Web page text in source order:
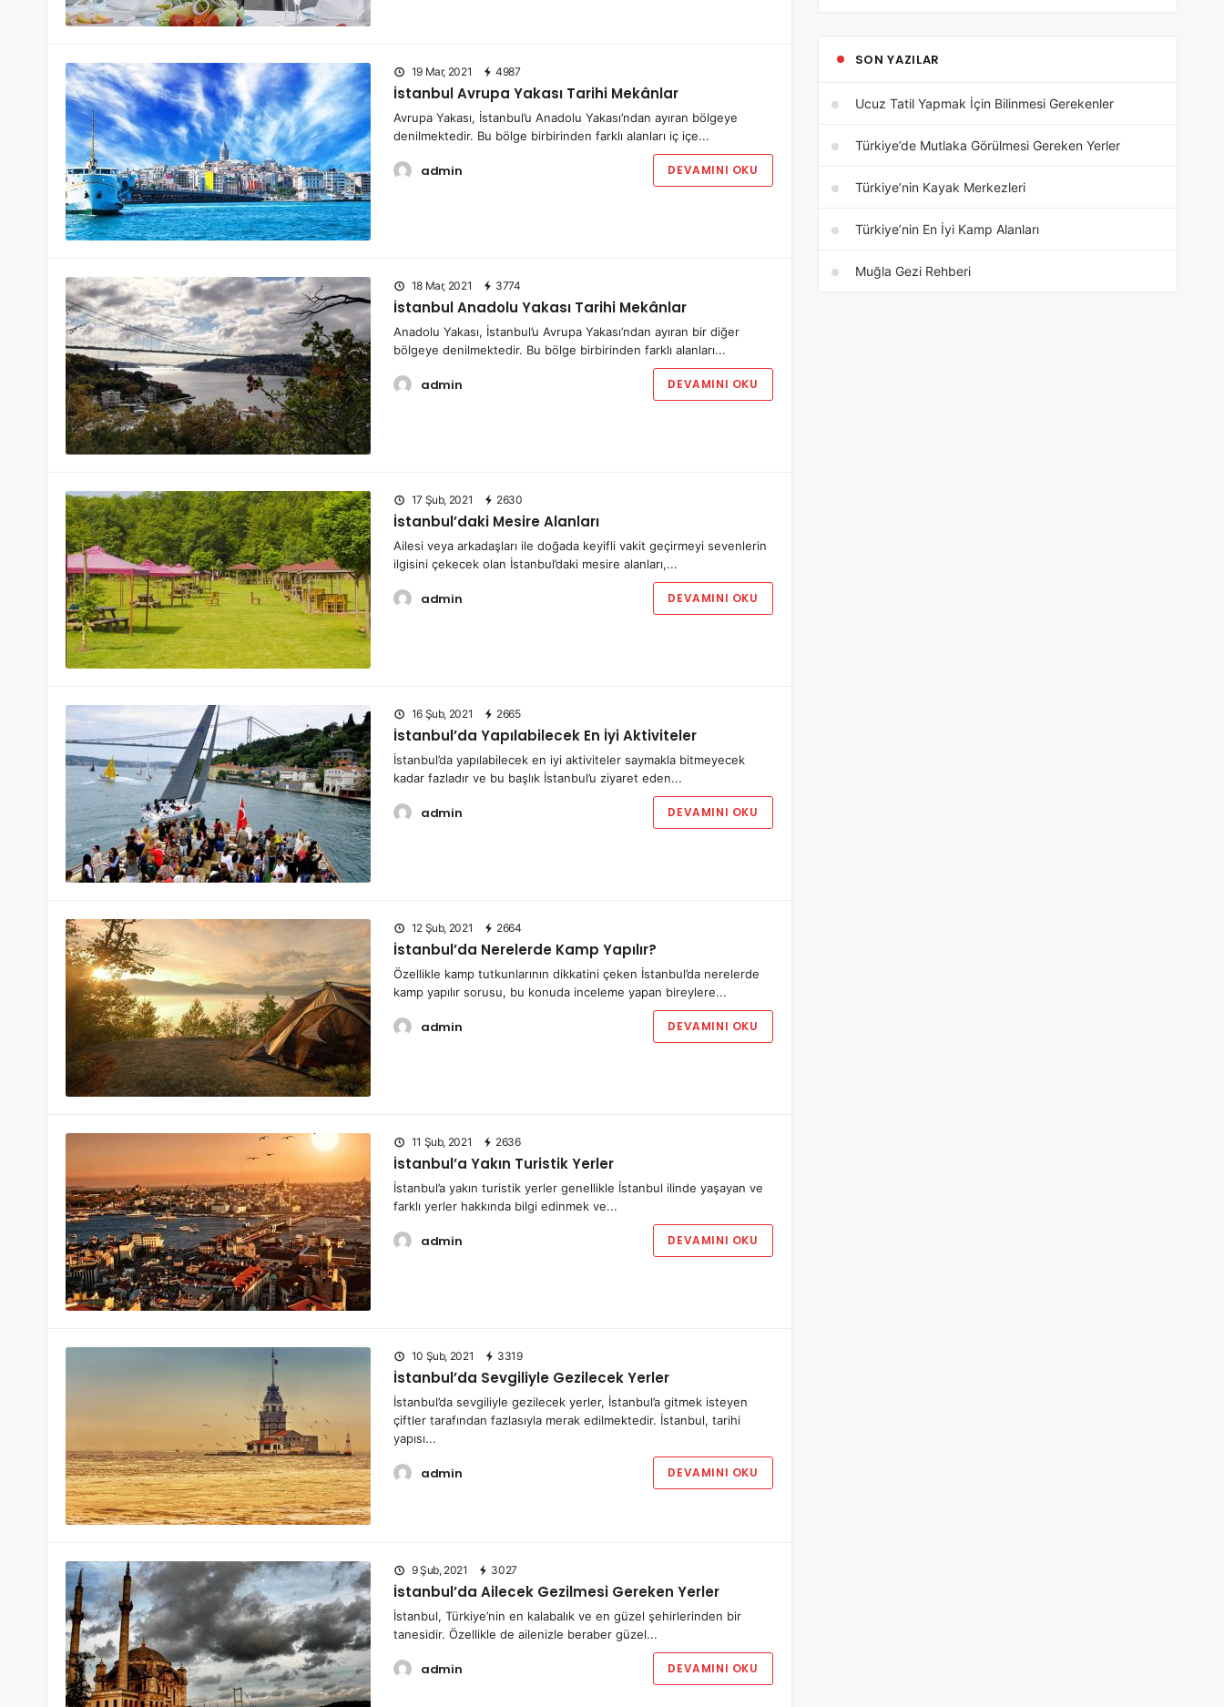
19 Mar, 2021 4987
İstanbul Avrupa Yakası Tarihi Mekânlar
Avrupa Yakası, İstanbul’u Anadolu Yakası’ndan ayıran bölgeye
denilmektedir. Bu bölge birbirinden farklı alanları iç içe...
admin DEVAMINI OKU
18 Mar, 2021 3774
İstanbul Anadolu Yakası Tarihi Mekânlar
Anadolu Yakası, İstanbul’u Avrupa Yakası’ndan ayıran bir diğer
bölgeye denilmektedir. Bu bölge birbirinden farklı alanları...
admin DEVAMINI OKU
17 Şub, 2021 2630
İstanbul’daki Mesire Alanları
Ailesi veya arkadaşları ile doğada keyifli vakit geçirmeyi sevenlerin
ilgisini çekecek olan İstanbul’daki mesire alanları,...
admin DEVAMINI OKU
16 Şub, 2021 2665
İstanbul’da Yapılabilecek En İyi Aktiviteler
İstanbul’da yapılabilecek en iyi aktiviteler saymakla bitmeyecek
kadar fazladır ve bu başlık İstanbul’u ziyaret eden...
admin DEVAMINI OKU
12 Şub, 2021 2664
İstanbul’da Nerelerde Kamp Yapılır?
Özellikle kamp tutkunlarının dikkatini çeken İstanbul’da nerelerde
kamp yapılır sorusu, bu konuda inceleme yapan bireylere...
admin DEVAMINI OKU
11 Şub, 2021 2636
İstanbul’a Yakın Turistik Yerler
İstanbul’a yakın turistik yerler genellikle İstanbul ilinde yaşayan ve
farklı yerler hakkında bilgi edinmek ve...
admin DEVAMINI OKU
10 Şub, 2021 3319
İstanbul’da Sevgiliyle Gezilecek Yerler
İstanbul’da sevgiliyle gezilecek yerler, İstanbul’a gitmek isteyen
çiftler tarafından fazlasıyla merak edilmektedir. İstanbul, tarihi
yapısı...
admin DEVAMINI OKU
9 Şub, 2021 3027
İstanbul’da Ailecek Gezilmesi Gereken Yerler
İstanbul, Türkiye’nin en kalabalık ve en güzel şehirlerinden bir
tanesidir. Özellikle de ailenizle beraber güzel...
admin DEVAMINI OKU
SON YAZILAR
Ucuz Tatil Yapmak İçin Bilinmesi Gerekenler
Türkiye’de Mutlaka Görülmesi Gereken Yerler
Türkiye’nin Kayak Merkezleri
Türkiye’nin En İyi Kamp Alanları
Muğla Gezi Rehberi